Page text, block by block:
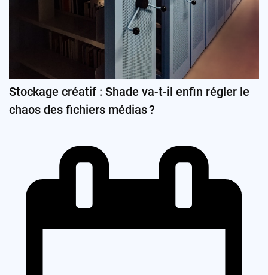
Stockage créatif : Shade va-t-il enfin régler le
chaos des fichiers médias ?